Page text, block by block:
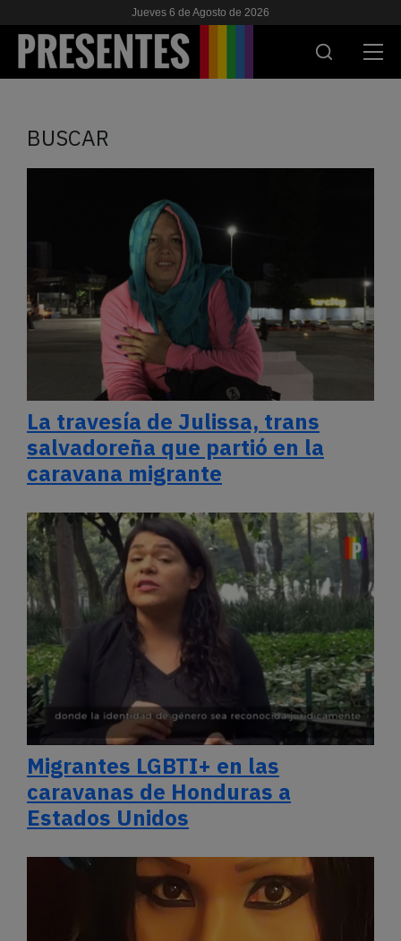
Jueves 6 de Agosto de 2026
NOSOTRES
APOYANOS
ES EN
BUSCAR
La travesía de Julissa, trans
salvadoreña que partió en la
caravana migrante
Migrantes LGBTI+ en las
caravanas de Honduras a
Estados Unidos